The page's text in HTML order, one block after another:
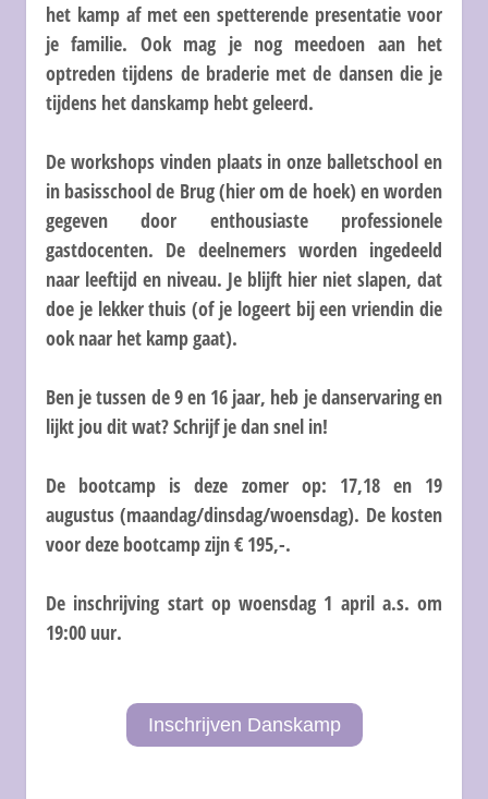
het kamp af met een spetterende presentatie voor
je familie. Ook mag je nog meedoen aan het
optreden tijdens de braderie met de dansen die je
tijdens het danskamp hebt geleerd.
De workshops vinden plaats in onze balletschool en
in basisschool de Brug (hier om de hoek) en worden
gegeven door enthousiaste professionele
gastdocenten. De deelnemers worden ingedeeld
naar leeftijd en niveau. Je blijft hier niet slapen, dat
doe je lekker thuis (of je logeert bij een vriendin die
ook naar het kamp gaat).
Ben je tussen de 9 en 16 jaar, heb je danservaring en
lijkt jou dit wat? Schrijf je dan snel in!
De bootcamp is deze zomer op: 17,18 en 19
augustus (maandag/dinsdag/woensdag). De kosten
voor deze bootcamp zijn € 195,-.
De inschrijving start op woensdag 1 april a.s. om
19:00 uur.
Inschrijven Danskamp